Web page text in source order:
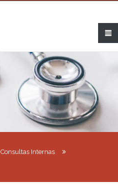
Consultas Internas